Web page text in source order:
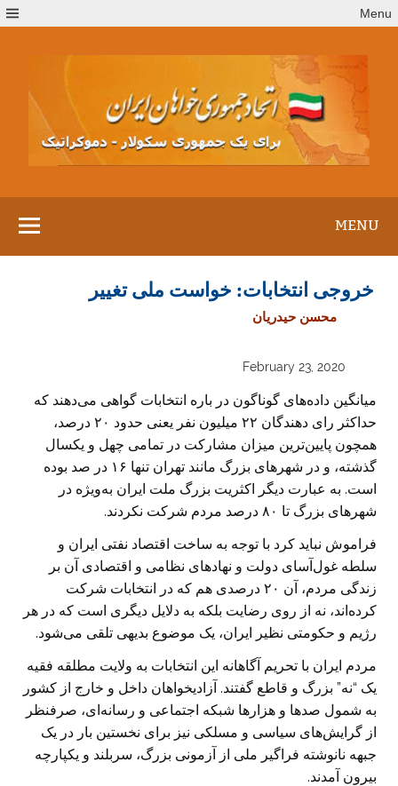
to
Menu
MENU
خروجی انتخابات:‏ خواست ملی تغییر
محسن حیدریان
February 23, 2020
میانگین داده‌های گوناگون در باره انتخابات گواهی می‌دهند که
حداکثر رای دهندگان ۲۲ میلیون نفر یعنی حدود ۲۰ ‏درصد،
همچون پایین‌ترین میزان مشارکت در تمامی چهل و یکسال
گذشته، و در شهرهای بزرگ مانند تهران تنها ۱۶ ‏در صد بوده
است. به عبارت دیگر اکثریت بزرگ ملت ایران به‌ویژه در
شهرهای بزرگ تا ۸۰ درصد مردم شرکت نکردند.
‏فراموش نباید کرد با توجه به ساخت اقتصاد نفتی ایران و
سلطه غول‌آسای دولت و نهادهای نظامی و اقتصادی آن بر
‏زندگی مردم، آن ۲۰ درصدی هم که در انتخابات شرکت
کرده‌اند، نه از روی رضایت بلکه به دلایل دیگری است که در ‏هر
رژیم و حکومتی نظیر ایران، یک موضوع بدیهی تلقی می‌شود.‏
‏مردم ایران با تحريم آگاهانه این انتخابات به ولایت مطلقه فقیه
یک “نه” بزرگ و قاطع گفتند. آزادیخواهان داخل و ‏خارج از کشور
به شمول صدها و هزارها شبکه اجتماعی و رسانه‌ای، صرفنظر
از گرایش‌های سیاسی و مسلکی نیز ‏برای نخستین بار در یک
جبهه نانوشته فراگیر ملی از آزمونی بزرگ، سربلند و یکپارچه
بیرون آمدند.